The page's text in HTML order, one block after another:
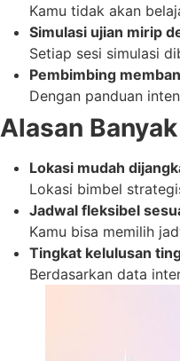
Kamu tidak akan
Simulasi ujian mirip
Setiap sesi simulasi
Pembimbing
Dengan panduan
Alasan
Lokasi mudah
Lokasi bimbel
Jadwal fleksibel
Kamu bisa memilih
Tingkat kelulusan
Berdasarkan data